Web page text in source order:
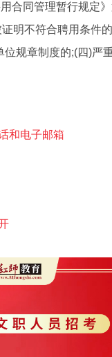
同管理暂行规定》
明不符合聘用条件
位规章制度的;(四)
和电子邮箱